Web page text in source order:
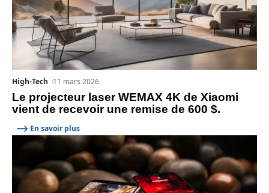
Le projecteur laser WEMAX 4K de Xiaomi
vient de recevoir une remise de 600 $.
High-Tech 11 mars 2026
En savoir plus